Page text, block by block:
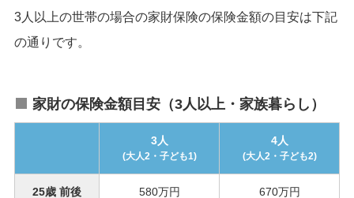
3人以上の世帯の場合の家財保険の保険金額の目安は下記
の通りです。
家財の保険金額目安（3人以上・家族暮らし）
3人
(大人2・子ども1)
4人
(大人2・子ども2)
25歳 前後 580万円 670万円